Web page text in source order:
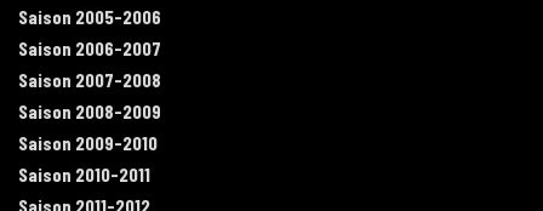
Saison 2005-2006
Saison 2006-2007
Saison 2007-2008
Saison 2008-2009
Saison 2009-2010
Saison 2010-2011
Saison 2011-2012